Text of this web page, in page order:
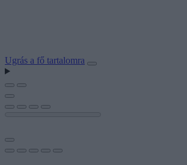
Ugrás a fő tartalomra